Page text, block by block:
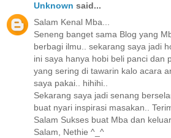
Unknown said...
Salam Kenal Mba...
Seneng banget sama Blog yang
berbagi ilmu.. sekarang saya jadi
ini saya hanya hobi beli panci dan
yang sering di tawarin kalo acara
saya pakai.. hihihi..
Sekarang saya jadi senang
buat nyari inspirasi masakan..
Salam Sukses buat Mba dan
Salam, Nethie ^_^